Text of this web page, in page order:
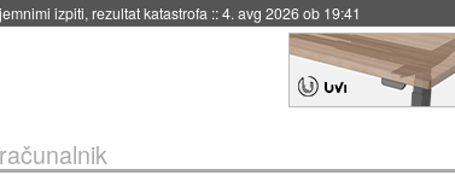
za večkratno uporabo::4. avg 2026 ob 19:41